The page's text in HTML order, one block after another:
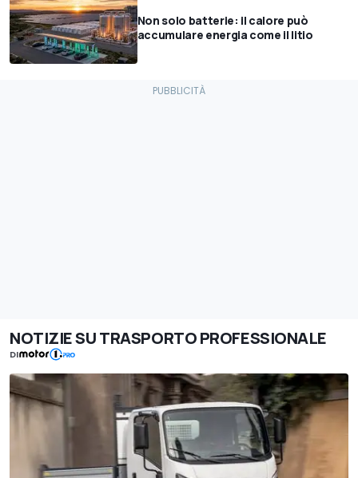
Non solo batterie: il calore può
accumulare energia come il litio
NOTIZIE SU TRASPORTO PROFESSIONALE
DI